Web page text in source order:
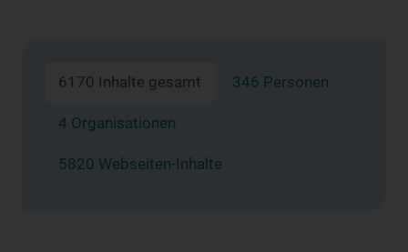
6170 Inhalte gesamt 346 Personen
4 Organisationen
5820 Webseiten-Inhalte